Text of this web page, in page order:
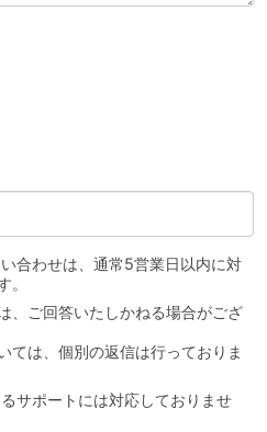
合わせは、通常5営業日以内に対
。
、ご回答いたしかねる場合がござ
ては、個別の返信は行っておりま
サポートには対応しておりませ